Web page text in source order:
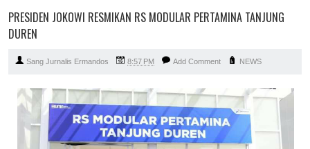
PRESIDEN JOKOWI RESMIKAN RS MODULAR PERTAMINA TANJUNG
DUREN
Sang Jurnalis Ermandos 8:57 PM Add Comment NEWS